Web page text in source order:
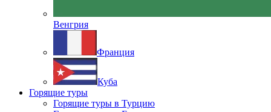
Венгрия
Франция
Куба
Горящие туры
Горящие туры в Турцию